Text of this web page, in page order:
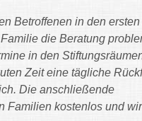
Betroffenen in den
die Beratung
in den
Zeit eine tägliche
Die anschließende
Familien kostenlos und